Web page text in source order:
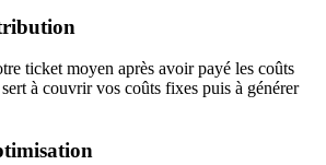
ticket moyen après avoir payé les coûts
à couvrir vos coûts fixes puis à générer